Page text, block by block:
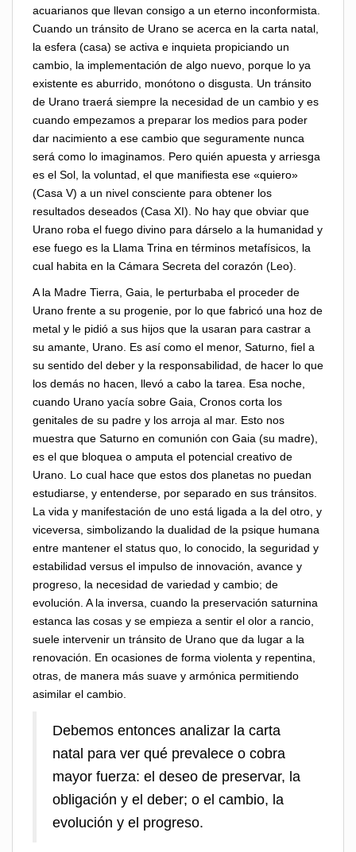
acuarianos que llevan consigo a un eterno inconformista.
Cuando un tránsito de Urano se acerca en la carta natal,
la esfera (casa) se activa e inquieta propiciando un
cambio, la implementación de algo nuevo, porque lo ya
existente es aburrido, monótono o disgusta. Un tránsito
de Urano traerá siempre la necesidad de un cambio y es
cuando empezamos a preparar los medios para poder
dar nacimiento a ese cambio que seguramente nunca
será como lo imaginamos. Pero quién apuesta y arriesga
es el Sol, la voluntad, el que manifiesta ese «quiero»
(Casa V) a un nivel consciente para obtener los
resultados deseados (Casa XI). No hay que obviar que
Urano roba el fuego divino para dárselo a la humanidad y
ese fuego es la Llama Trina en términos metafísicos, la
cual habita en la Cámara Secreta del corazón (Leo).
A la Madre Tierra, Gaia, le perturbaba el proceder de
Urano frente a su progenie, por lo que fabricó una hoz de
metal y le pidió a sus hijos que la usaran para castrar a
su amante, Urano. Es así como el menor, Saturno, fiel a
su sentido del deber y la responsabilidad, de hacer lo que
los demás no hacen, llevó a cabo la tarea. Esa noche,
cuando Urano yacía sobre Gaia, Cronos corta los
genitales de su padre y los arroja al mar. Esto nos
muestra que Saturno en comunión con Gaia (su madre),
es el que bloquea o amputa el potencial creativo de
Urano. Lo cual hace que estos dos planetas no puedan
estudiarse, y entenderse, por separado en sus tránsitos.
La vida y manifestación de uno está ligada a la del otro, y
viceversa, simbolizando la dualidad de la psique humana
entre mantener el status quo, lo conocido, la seguridad y
estabilidad versus el impulso de innovación, avance y
progreso, la necesidad de variedad y cambio; de
evolución. A la inversa, cuando la preservación saturnina
estanca las cosas y se empieza a sentir el olor a rancio,
suele intervenir un tránsito de Urano que da lugar a la
renovación. En ocasiones de forma violenta y repentina,
otras, de manera más suave y armónica permitiendo
asimilar el cambio.
Debemos entonces analizar la carta
natal para ver qué prevalece o cobra
mayor fuerza: el deseo de preservar, la
obligación y el deber; o el cambio, la
evolución y el progreso.